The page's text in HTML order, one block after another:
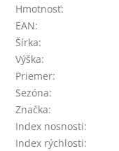
Hmotnosť:
EAN:
Šírka:
Výška:
Priemer:
Sezóna:
Značka:
Index nosnosti:
Index rýchlosti: